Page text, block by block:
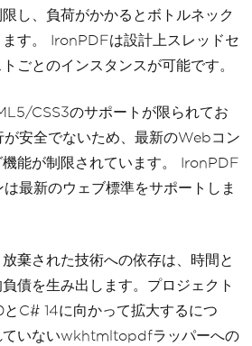
し、負荷がかかるとボトルネック
す。 IronPDFは設計上スレッドセ
ごとのインスタンスが可能です。
CSS3のサポートが限られてお
安全でないため、最新のWebコン
能が制限されています。 IronPDF
最新のウェブ標準をサポートしま
放棄された技術への依存は、時間と
債を生み出します。プロジェクト
C# 14に向かって拡大するにつ
ていないwkhtmltopdfラッパーへの